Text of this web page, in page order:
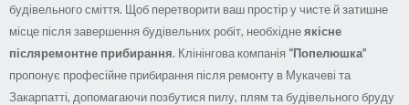
будівельного сміття. Щоб перетворити ваш простір у чисте й затишне
місце після завершення будівельних робіт, необхіднеякісне
післяремонтне прибирання. Клінінгова компанія “Попелюшка”
пропонує професійне прибирання після ремонту в Мукачеві та
Закарпатті, допомагаючи позбутися пилу, плям та будівельного бруду